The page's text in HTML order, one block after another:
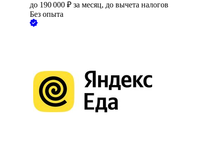
до 190 000 ₽ за месяц, до вычета налогов
Без опыта